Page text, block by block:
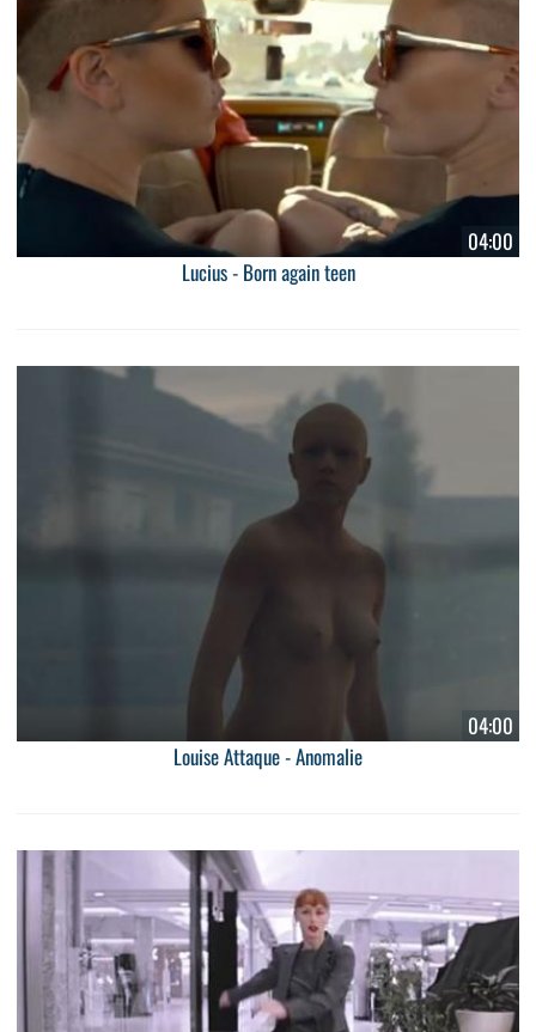
04:00
Lucius - Born again teen
04:00
Louise Attaque - Anomalie